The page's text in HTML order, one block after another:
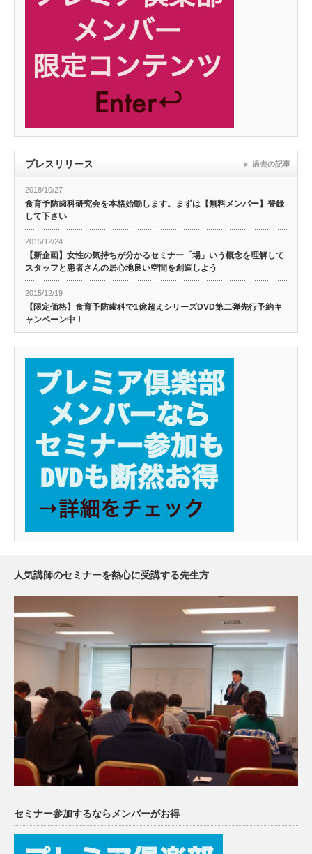
プレスリリース
2018/10/27
食育予防歯科研究会を本格始動します。まずは【無料メンバー】登録
して下さい
2015/12/24
【新企画】女性の気持ちが分かるセミナー「場」いう概念を理解して
スタッフと患者さんの居心地良い空間を創造しよう
2015/12/19
【限定価格】食育予防歯科で1億超えシリーズDVD第二弾先行予約キ
ャンペーン中！
過去の記事
人気講師のセミナーを熱心に受講する先生方
セミナー参加するならメンバーがお得